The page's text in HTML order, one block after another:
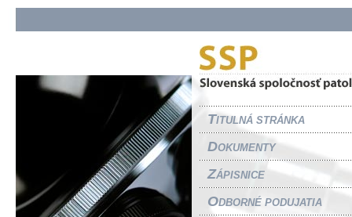
TITULNÁ STRÁNKA
DOKUMENTY
ZÁPISNICE
ODBORNÉ PODUJATIA